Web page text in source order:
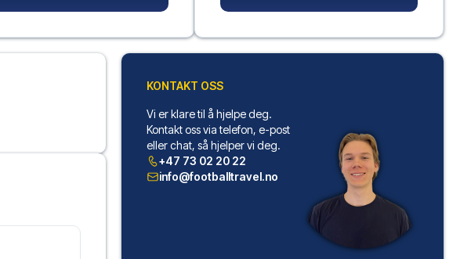
KONTAKT OSS
Vi er klare til å hjelpe deg.
Kontakt oss via telefon, e-post
eller chat, så hjelper vi deg.
+47 73 02 20 22
info@footballtravel.no